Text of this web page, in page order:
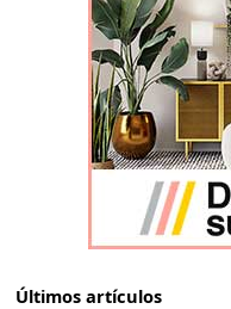
Últimos artículos